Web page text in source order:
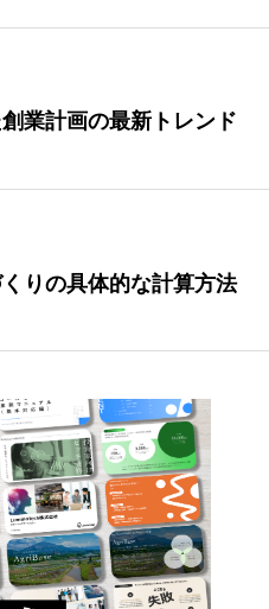
業計画の最新トレンド
りの具体的な計算方法